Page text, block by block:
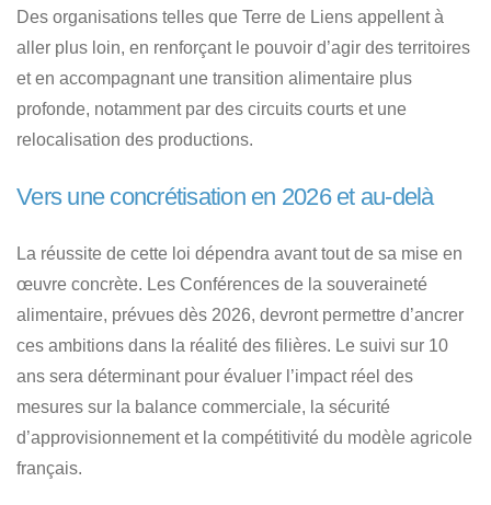
Des organisations telles que Terre de Liens appellent à
aller plus loin, en renforçant le pouvoir d’agir des territoires
et en accompagnant une transition alimentaire plus
profonde, notamment par des circuits courts et une
relocalisation des productions.
Vers une concrétisation en 2026 et au-delà
La réussite de cette loi dépendra avant tout de sa mise en
œuvre concrète. Les Conférences de la souveraineté
alimentaire, prévues dès 2026, devront permettre d’ancrer
ces ambitions dans la réalité des filières. Le suivi sur 10
ans sera déterminant pour évaluer l’impact réel des
mesures sur la balance commerciale, la sécurité
d’approvisionnement et la compétitivité du modèle agricole
français.